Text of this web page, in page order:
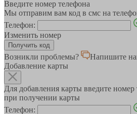
Введите номер телефона
Мы отправим вам код в смс на
Телефон:
Изменить номер
Возникли проблемы?
Напишите
Добавление карты
Для добавления карты введите
при получении карты
Телефон: